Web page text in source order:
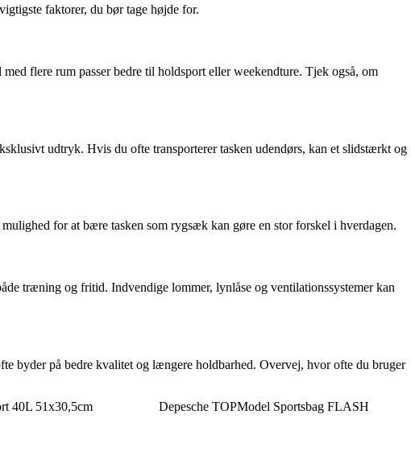
faktorer, du bør tage højde for.
flere rum passer bedre til holdsport eller weekendture. Tjek også, om
udtryk. Hvis du ofte transporterer tasken udendørs, kan et slidstærkt og
for at bære tasken som rygsæk kan gøre en stor forskel i hverdagen.
træning og fritid. Indvendige lommer, lynlåse og ventilationssystemer kan
byder på bedre kvalitet og længere holdbarhed. Overvej, hvor ofte du bruger
40L 51x30,5cm Depesche TOPModel Sportsbag FLASH